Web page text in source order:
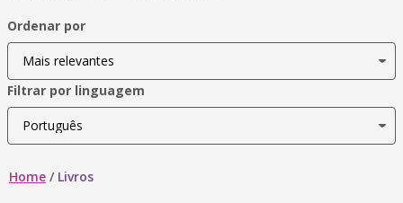
Ordenar por
Filtrar por linguagem
Home / Livros